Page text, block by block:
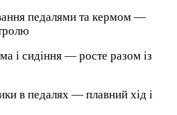
педалями та кермом —
і сидіння — росте разом із
в педалях — плавний хід і